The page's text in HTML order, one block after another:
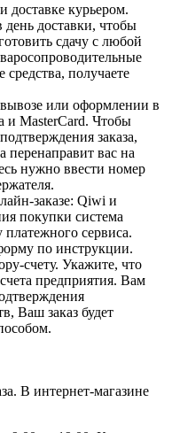
курьером.
доставки, чтобы
сдачу с любой
получаете
или оформлении в
и MasterCard. Чтобы
заказа,
перенаправит вас на
нужно ввести номер
заказе: Qiwi и
покупки система
платежного сервиса.
по инструкции.
счету. Укажите, что
предприятия. Вам
Ваш заказ будет
В интернет-магазине